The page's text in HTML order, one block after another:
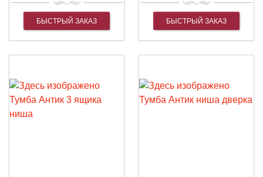
БЫСТРЫЙ ЗАКАЗ БЫСТРЫЙ ЗАКАЗ